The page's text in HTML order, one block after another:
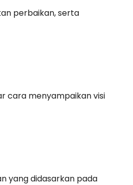
perbaikan, serta
cara menyampaikan visi
yang didasarkan pada